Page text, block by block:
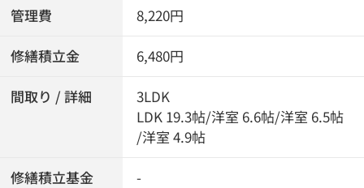
管理費 8,220円
修繕積立金 6,480円
間取り / 詳細
3LDK
LDK 19.3帖/洋室 6.6帖/洋室 6.5帖
/洋室 4.9帖
修繕積立基金 -